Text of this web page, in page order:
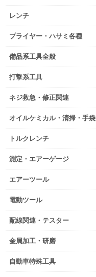
レンチ
プライヤー・ハサミ各種
備品系工具全般
打撃系工具
ネジ救急・修正関連
オイルケミカル・清掃・手袋
トルクレンチ
測定・エアーゲージ
エアーツール
電動ツール
配線関連・テスター
金属加工・研磨
自動車特殊工具